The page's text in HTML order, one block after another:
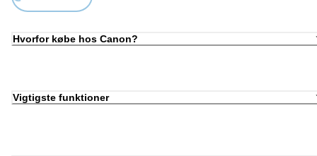
Hvorfor købe hos Canon?
Vigtigste funktioner